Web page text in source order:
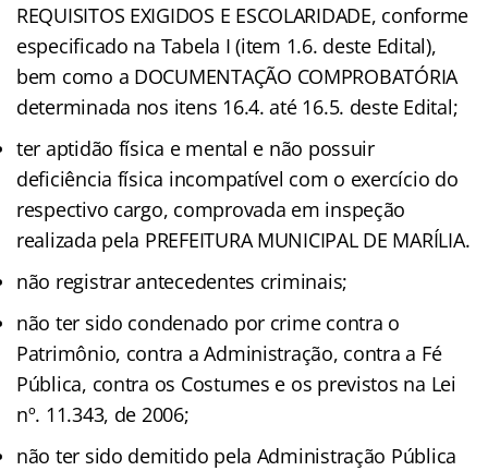
REQUISITOS EXIGIDOS E ESCOLARIDADE, conforme
especificado na Tabela I (item 1.6. deste Edital),
bem como a DOCUMENTAÇÃO COMPROBATÓRIA
determinada nos itens 16.4. até 16.5. deste Edital;
ter aptidão física e mental e não possuir
deficiência física incompatível com o exercício do
respectivo cargo, comprovada em inspeção
realizada pela PREFEITURA MUNICIPAL DE MARÍLIA.
não registrar antecedentes criminais;
não ter sido condenado por crime contra o
Patrimônio, contra a Administração, contra a Fé
Pública, contra os Costumes e os previstos na Lei
nº. 11.343, de 2006;
não ter sido demitido pela Administração Pública